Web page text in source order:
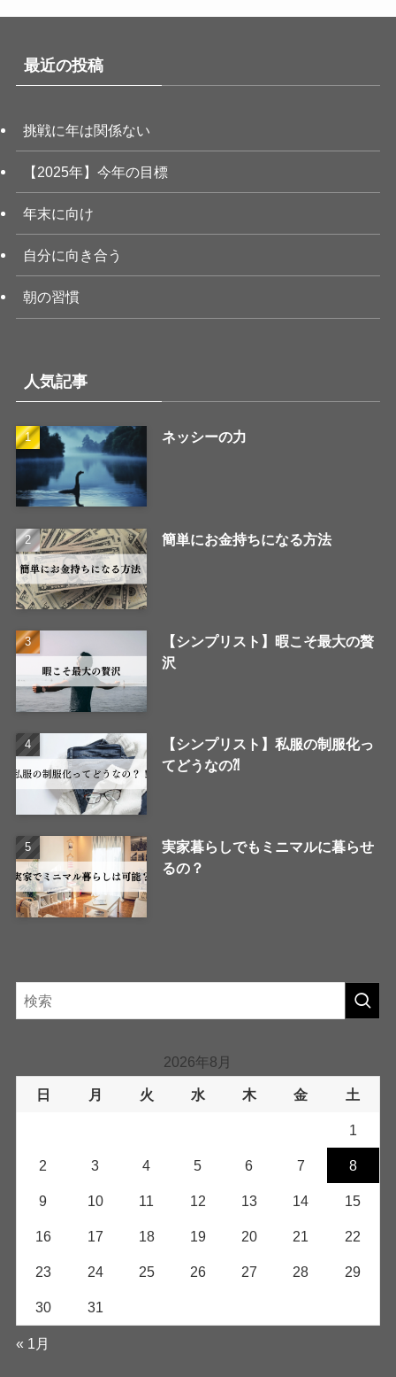
最近の投稿
挑戦に年は関係ない
【2025年】今年の目標
年末に向け
自分に向き合う
朝の習慣
人気記事
ネッシーの力
簡単にお金持ちになる方法
【シンプリスト】暇こそ最大の贅
沢
【シンプリスト】私服の制服化っ
てどうなの⁈
実家暮らしでもミニマルに暮らせ
るの？
2026年8月
日 月 火 水 木 金 土
1
2 3 4 5 6 7 8
9 10 11 12 13 14 15
16 17 18 19 20 21 22
23 24 25 26 27 28 29
30 31
« 1月